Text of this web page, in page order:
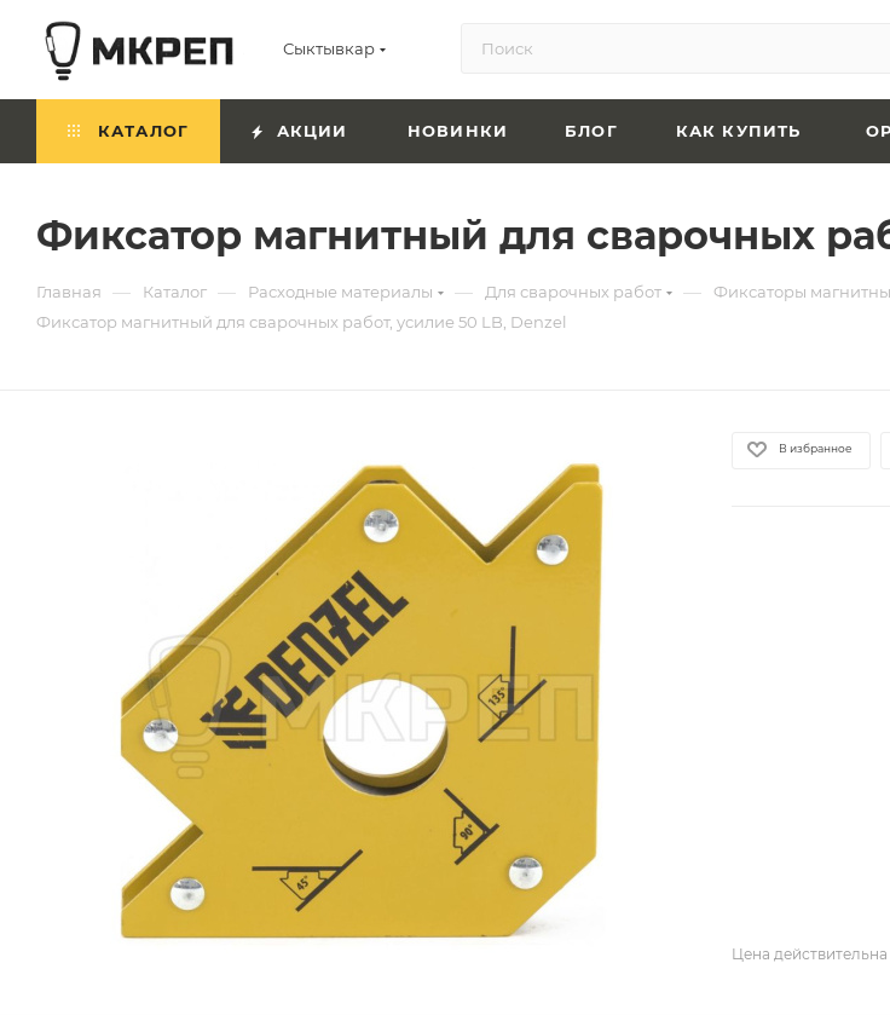
Сыктывкар
КАТАЛОГ АКЦИИ НОВИНКИ БЛОГ КАК КУПИТЬ
Фиксатор магнитный для сварочных
Главная — Каталог — Расходные материалы — Для сварочных работ — Фиксаторы
Фиксатор магнитный для сварочных работ, усилие 50 LB, Denzel
В избранное
Цена